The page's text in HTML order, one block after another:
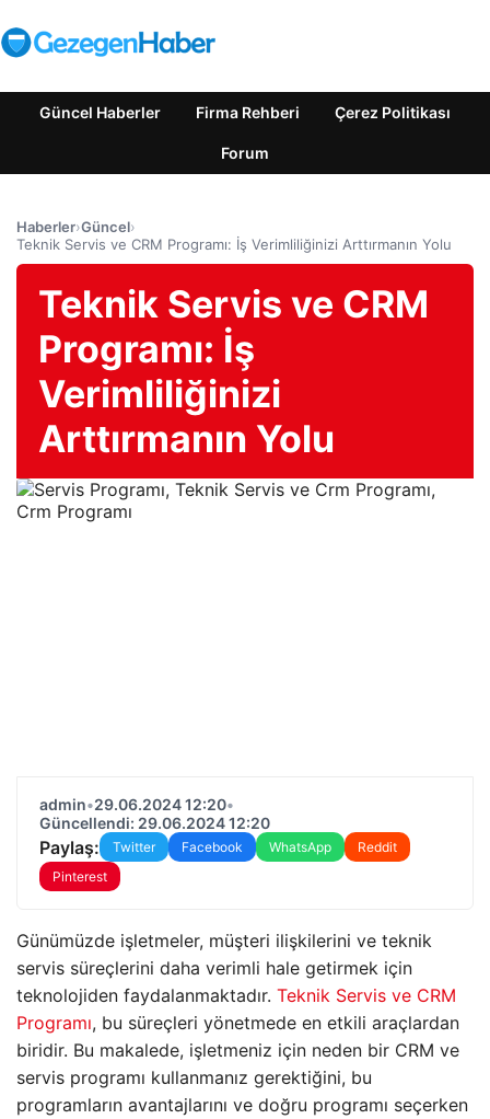
Güncel Haberler Firma Rehberi Çerez Politikası
Forum
Haberler›Güncel›
Teknik Servis ve CRM Programı: İş Verimliliğinizi Arttırmanın Yolu
Teknik Servis ve CRM
Programı: İş
Verimliliğinizi
Arttırmanın Yolu
admin•29.06.2024 12:20•
Güncellendi: 29.06.2024 12:20
Paylaş: Twitter Facebook WhatsApp
Reddit
Pinterest
Günümüzde işletmeler, müşteri ilişkilerini ve teknik
servis süreçlerini daha verimli hale getirmek için
teknolojiden faydalanmaktadır. Teknik Servis ve CRM
Programı, bu süreçleri yönetmede en etkili araçlardan
biridir. Bu makalede, işletmeniz için neden bir CRM ve
servis programı kullanmanız gerektiğini, bu
programların avantajlarını ve doğru programı seçerken